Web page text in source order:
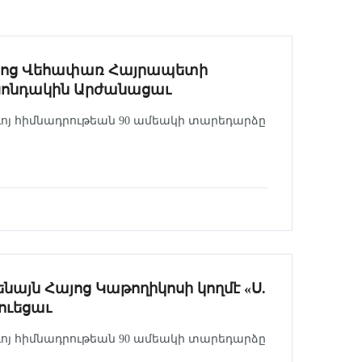
Վեհափառ Հայրապետի
Արժանացաւ
հիմնադրութեան 90 ամեակի տարեդարձը
Հայոց Կաթողիկոսի կողմէ «Ս.
հիմնադրութեան 90 ամեակի տարեդարձը